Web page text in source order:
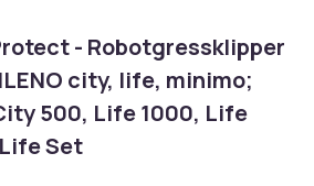
- Robotgressklipper
city, life, minimo;
500, Life 1000, Life
Set